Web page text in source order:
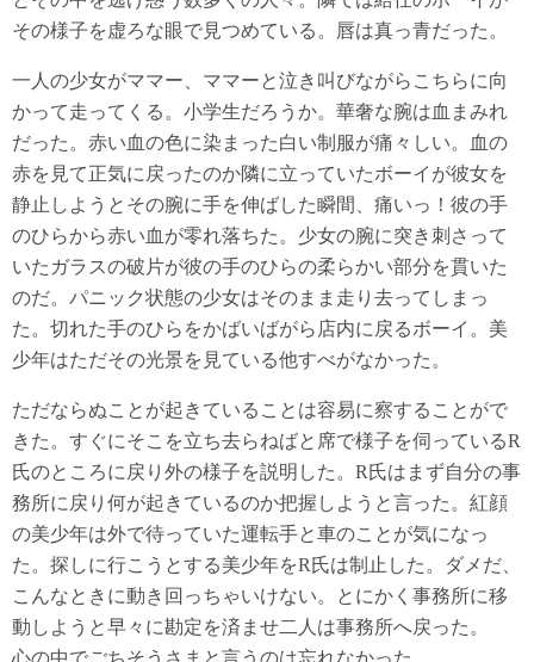
その様子を虚ろな眼で見つめている。唇は真っ青だった。
一人の少女がママー、ママーと泣き叫びながらこちらに向
かって走ってくる。小学生だろうか。華奢な腕は血まみれ
だった。赤い血の色に染まった白い制服が痛々しい。血の
赤を見て正気に戻ったのか隣に立っていたボーイが彼女を
静止しようとその腕に手を伸ばした瞬間、痛いっ！彼の手
のひらから赤い血が零れ落ちた。少女の腕に突き刺さって
いたガラスの破片が彼の手のひらの柔らかい部分を貫いた
のだ。パニック状態の少女はそのまま走り去ってしまっ
た。切れた手のひらをかばいばがら店内に戻るボーイ。美
少年はただその光景を見ている他すべがなかった。
ただならぬことが起きていることは容易に察することがで
きた。すぐにそこを立ち去らねばと席で様子を伺っているR
氏のところに戻り外の様子を説明した。R氏はまず自分の事
務所に戻り何が起きているのか把握しようと言った。紅顔
の美少年は外で待っていた運転手と車のことが気になっ
た。探しに行こうとする美少年をR氏は制止した。ダメだ、
こんなときに動き回っちゃいけない。とにかく事務所に移
動しようと早々に勘定を済ませ二人は事務所へ戻った。